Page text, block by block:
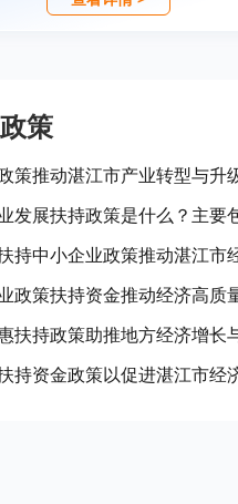
策
策推动湛江市产业转型与升
发展扶持政策是什么？主要
持中小企业政策推动湛江市
政策扶持资金推动经济高质
扶持政策助推地方经济增长
持资金政策以促进湛江市经